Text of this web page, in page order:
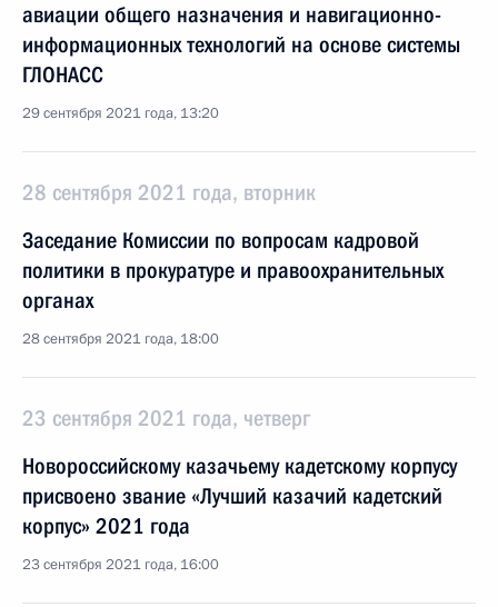
авиации общего назначения и навигационно-
информационных технологий на основе системы
ГЛОНАСС
29 сентября 2021 года, 13:20
28 сентября 2021 года, вторник
Заседание Комиссии по вопросам кадровой
политики в прокуратуре и правоохранительных
органах
28 сентября 2021 года, 18:00
23 сентября 2021 года, четверг
Новороссийскому казачьему кадетскому корпусу
присвоено звание «Лучший казачий кадетский
корпус» 2021 года
23 сентября 2021 года, 16:00